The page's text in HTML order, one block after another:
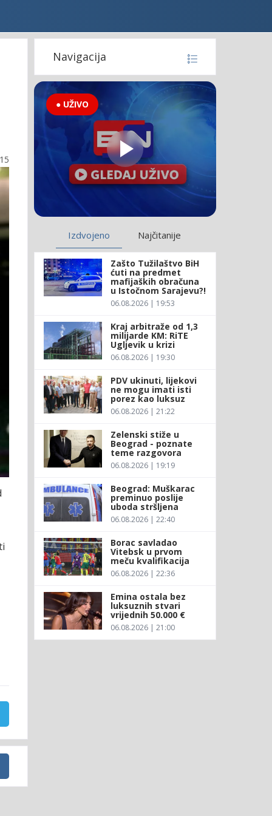
Navigacija
● UŽIVO
Izdvojeno Najčitanije
Zašto Tužilaštvo BiH
ćuti na predmet
mafijaških obračuna
u Istočnom Sarajevu?!
06.08.2026 | 19:53
Kraj arbitraže od 1,3
milijarde KM: RiTE
Ugljevik u krizi
06.08.2026 | 19:30
PDV ukinuti, lijekovi
ne mogu imati isti
porez kao luksuz
06.08.2026 | 21:22
Zelenski stiže u
Beograd - poznate
teme razgovora
06.08.2026 | 19:19
Beograd: Muškarac
preminuo poslije
uboda stršljena
06.08.2026 | 22:40
Borac savladao
Vitebsk u prvom
meču kvalifikacija
06.08.2026 | 22:36
Emina ostala bez
luksuznih stvari
vrijednih 50.000 €
06.08.2026 | 21:00